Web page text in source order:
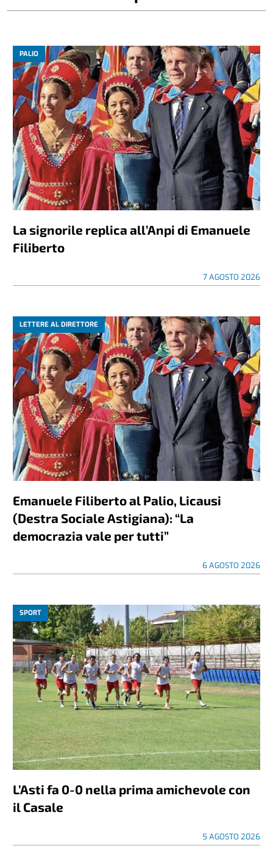
PALIO
La signorile replica all’Anpi di Emanuele
Filiberto
7 AGOSTO 2026
LETTERE AL DIRETTORE
Emanuele Filiberto al Palio, Licausi
(Destra Sociale Astigiana): “La
democrazia vale per tutti”
6 AGOSTO 2026
SPORT
L’Asti fa 0-0 nella prima amichevole con
il Casale
5 AGOSTO 2026